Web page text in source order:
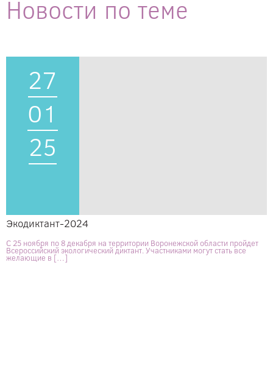
Новости по теме
27
01
25
Экодиктант-2024
С 25 ноября по 8 декабря на территории Воронежской области пройдет
Всероссийский экологический диктант. Участниками могут стать все
желающие в […]